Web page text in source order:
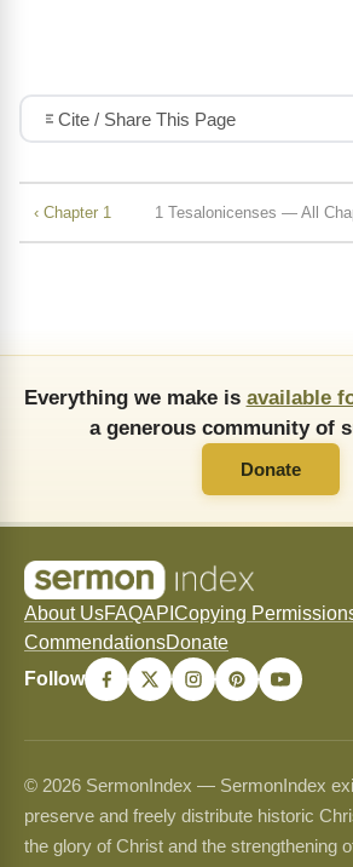
Cite / Share This Page
‹ Chapter 1 1 Tesalonicenses — All
Everything we make is available
a generous community of
Donate
About UsFAQAPI Copying
CommendationsDonate
Follow
© 2026 SermonIndex — SermonIndex
preserve and freely distribute historic
the glory of Christ and the strengthening